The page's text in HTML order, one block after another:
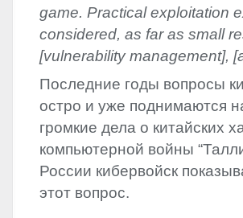
game. Practical exploitation
considered, as far as small
[vulnerability management],
Последние годы вопросы
остро и уже поднимаются
громкие дела о китайских
компьютерной войны
России кибервойск
этот вопрос.